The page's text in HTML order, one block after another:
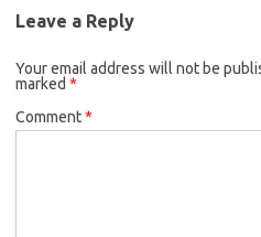
Leave a Reply
Your email address will not be
marked *
Comment*